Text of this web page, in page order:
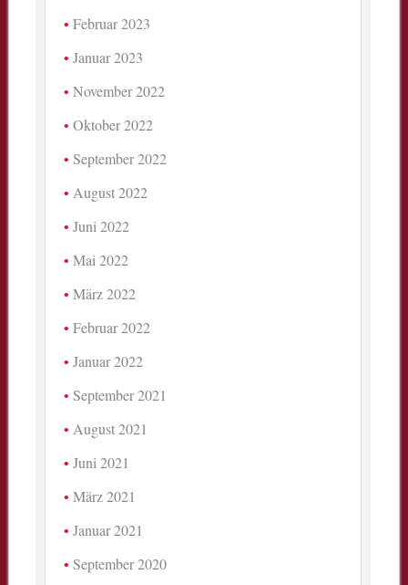
Februar 2023
Januar 2023
November 2022
Oktober 2022
September 2022
August 2022
Juni 2022
Mai 2022
März 2022
Februar 2022
Januar 2022
September 2021
August 2021
Juni 2021
März 2021
Januar 2021
September 2020